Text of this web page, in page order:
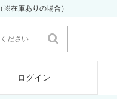
（※在庫ありの場合）
ログイン